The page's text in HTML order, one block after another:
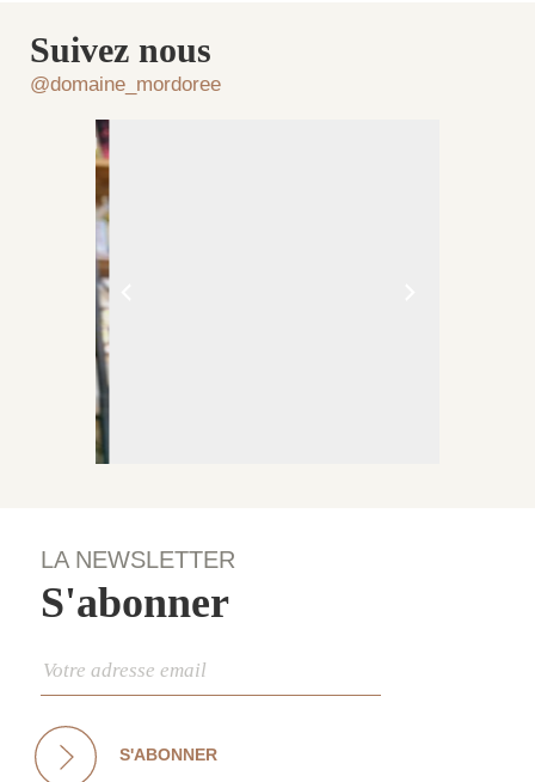
Suivez nous
@domaine_mordoree
LA NEWSLETTER
S'abonner
S'ABONNER